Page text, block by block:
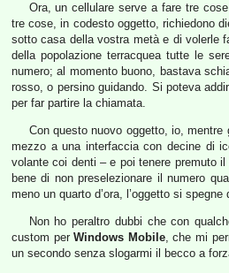
Ora, un cellulare serve a fare tre
tre cose, in codesto oggetto, richiedono
sotto casa della vostra metà e di volerle
della popolazione terracquea tutte le
numero; al momento buono, bastava
rosso, o persino guidando. Si poteva
per far partire la chiamata.
Con questo nuovo oggetto, io,
mezzo a una interfaccia con decine di
volante coi denti – e poi tenere premuto
bene di non preselezionare il numero
meno un quarto d’ora, l’oggetto si spegne
Non ho peraltro dubbi che con
custom perWindows Mobile, che mi
un secondo senza slogarmi il becco a